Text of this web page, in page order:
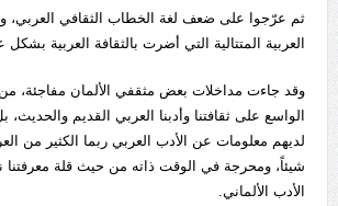
ثم عرّجوا على ضعف لغة الخطاب الثقافي العربي،
العربية المتتالية التي أضرت بالثقافة العربية بشكل
وقد جاءت مداخلات بعض مثقفي الألمان مفاجئة،
الواسع على ثقافتنا وأدبنا العربي القديم والحديث،
لديهم معلومات عن الأدب العربي ربما الكثير من
شيئاً، ومحرجة في الوقت ذاته من حيث قلة معرفتنا
الأدب الألماني.